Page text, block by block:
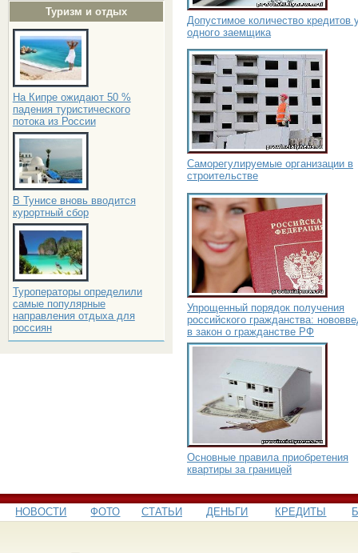
Туризм и отдых
На Кипре ожидают 50 %
падения туристического
потока из России
В Тунисе вновь вводится
курортный сбор
Туроператоры определили
самые популярные
направления отдыха для
россиян
Допустимое количество кредитов
одного заемщика
Саморегулируемые организации в
строительстве
Упрощенный порядок получения
российского гражданства:
в закон о гражданстве РФ
Основные правила приобретения
квартиры за границей
НОВОСТИ ФОТО СТАТЬИ ДЕНЬГИ КРЕДИТЫ